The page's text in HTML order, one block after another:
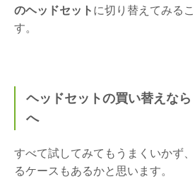
のヘッドセット に切り替えてみる
す。
ヘッドセットの買い替えなら
へ
すべて試してみてもうまくいかず
るケースもあるかと思います。